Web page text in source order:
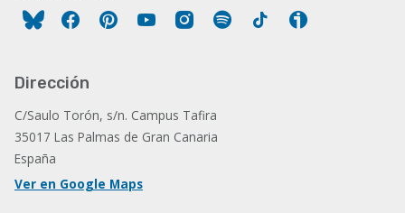
FacebookPinterestYouTubeInstagram
Spotify Tiktok
Dirección
C/Saulo Torón, s/n. Campus Tafira
35017 Las Palmas de Gran Canaria
España
Ver en Google Maps